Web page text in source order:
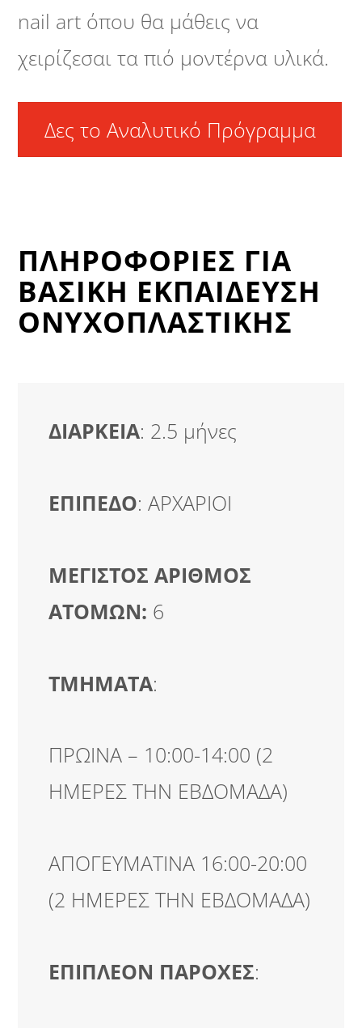
nail art όπου θα μάθεις να
χειρίζεσαι τα πιό μοντέρνα υλικά.
Δες το Αναλυτικό Πρόγραμμα
ΠΛΗΡΟΦΟΡΙΕΣ ΓΙΑ
ΒΑΣΙΚΗ ΕΚΠΑΙΔΕΥΣΗ
ΟΝΥΧΟΠΛΑΣΤΙΚΗΣ
ΔΙΑΡΚΕΙΑ: 2.5 μήνες
ΕΠΙΠΕΔΟ: ΑΡΧΑΡΙΟΙ
ΜΕΓΙΣΤΟΣ ΑΡΙΘΜΟΣ
ΑΤΟΜΩΝ: 6
ΤΜΗΜΑΤΑ:
ΠΡΩΙΝΑ – 10:00-14:00 (2
ΗΜΕΡΕΣ ΤΗΝ ΕΒΔΟΜΑΔΑ)
ΑΠΟΓΕΥΜΑΤΙΝΑ 16:00-20:00
(2 ΗΜΕΡΕΣ ΤΗΝ ΕΒΔΟΜΑΔΑ)
ΕΠΙΠΛΕΟΝ ΠΑΡΟΧΕΣ: